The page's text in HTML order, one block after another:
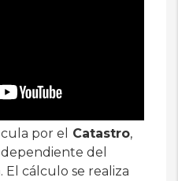
por el Catastro,
del
El cálculo se realiza